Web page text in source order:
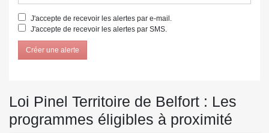
J'accepte de recevoir les alertes par e-mail.
J'accepte de recevoir les alertes par SMS.
Créer une alerte
Loi Pinel Territoire de Belfort : Les
programmes éligibles à proximité